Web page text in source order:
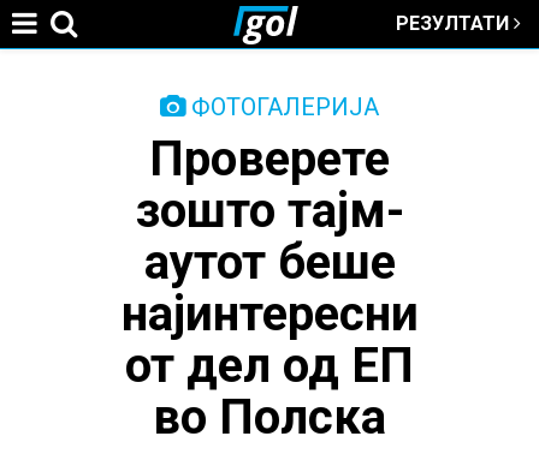
РЕЗУЛТАТИ
ФОТОГАЛЕРИЈА
Проверете
зошто тајм-
аутот беше
најинтересни
от дел од ЕП
во Полска